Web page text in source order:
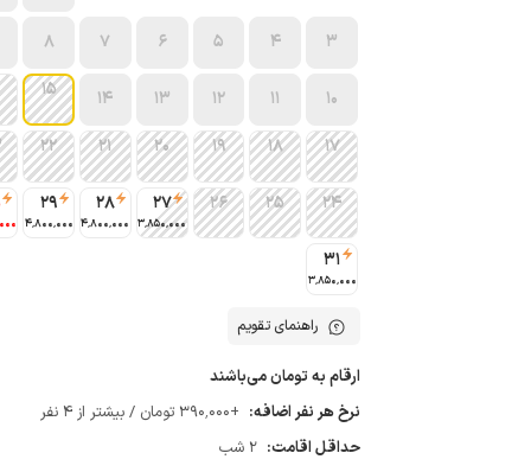
3
4
5
6
7
8
10
11
12
13
14
15
17
18
19
20
21
22
24
25
26
27
3٬850٬000
28
4٬800٬000
29
4٬800٬000
31
3٬850٬000
راهنمای تقویم
ارقام به تومان می‌باشند
نرخ هر نفر اضافه: +390٬000 تومان / بیشتر از 4 نفر
حداقل اقامت: 2 شب